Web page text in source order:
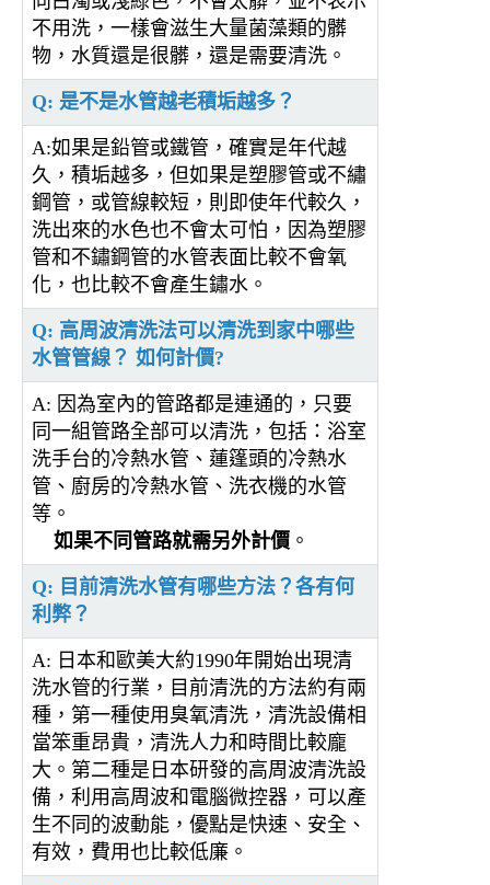
不用洗，一樣會滋生大量菌藻類的髒
物，水質還是很髒，還是需要清洗。
Q: 是不是水管越老積垢越多？
A:如果是鉛管或鐵管，確實是年代越
久，積垢越多，但如果是塑膠管或不繡
鋼管，或管線較短，則即使年代較久，
洗出來的水色也不會太可怕，因為塑膠
管和不鏽鋼管的水管表面比較不會氧
化，也比較不會產生鏽水。
Q: 高周波清洗法可以清洗到家中哪些
水管管線？ 如何計價?
A: 因為室內的管路都是連通的，只要
同一組管路全部可以清洗，包括：浴室
洗手台的冷熱水管、蓮篷頭的冷熱水
管、廚房的冷熱水管、洗衣機的水管
等。
如果不同管路就需另外計價 。
Q: 目前清洗水管有哪些方法？各有何
利弊？
A: 日本和歐美大約1990年開始出現清
洗水管的行業，目前清洗的方法約有兩
種，第一種使用臭氧清洗，清洗設備相
當笨重昂貴，清洗人力和時間比較龐
大。第二種是日本研發的高周波清洗設
備，利用高周波和電腦微控器，可以產
生不同的波動能，優點是快速、安全、
有效，費用也比較低廉。